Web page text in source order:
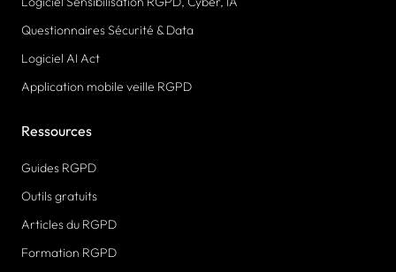
Questionnaires Sécurité & Data
Logiciel AI Act
Application mobile veille RGPD
Ressources
Guides RGPD
Outils gratuits
Articles du RGPD
Formation RGPD